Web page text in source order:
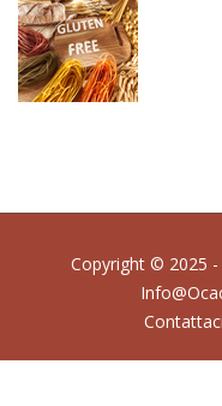
Copyright © 2025 -
Contattaci